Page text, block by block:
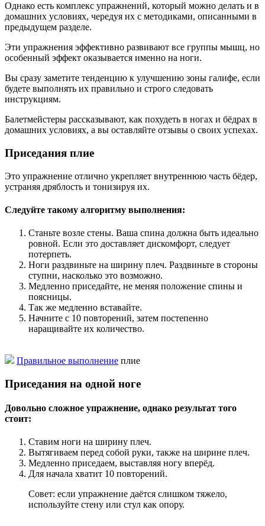
Однако есть комплекс упражнений, который можно делать и в
домашних условиях, чередуя их с методиками, описанными в
предыдущем разделе.
Эти упражнения эффективно развивают все группы мышц, но
особенный эффект оказывается именно на ноги.
Вы сразу заметите тенденцию к улучшению зоны галифе, если
будете выполнять их правильно и строго следовать
инструкциям.
Балетмейстеры рассказывают, как похудеть в ногах и бёдрах в
домашних условиях, а вы оставляйте отзывы о своих успехах.
Приседания плие
Это упражнение отлично укрепляет внутреннюю часть бёдер,
устраняя дряблость и тонизируя их.
Следуйте такому алгоритму выполнения:
Станьте возле стены. Ваша спина должна быть идеально
ровной. Если это доставляет дискомфорт, следует
потерпеть.
Ноги раздвиньте на ширину плеч. Раздвиньте в стороны
ступни, насколько это возможно.
Медленно приседайте, не меняя положение спины и
поясницы.
Так же медленно вставайте.
Начните с 10 повторений, затем постепенно
наращивайте их количество.
Правильное выполнение плие
Приседания на одной ноге
Довольно сложное упражнение, однако результат того
стоит:
Ставим ноги на ширину плеч.
Вытягиваем перед собой руки, также на ширине плеч.
Медленно приседаем, выставляя ногу вперёд.
Для начала хватит 10 повторений.
Совет: если упражнение даётся слишком тяжело,
используйте стену или стул как опору.